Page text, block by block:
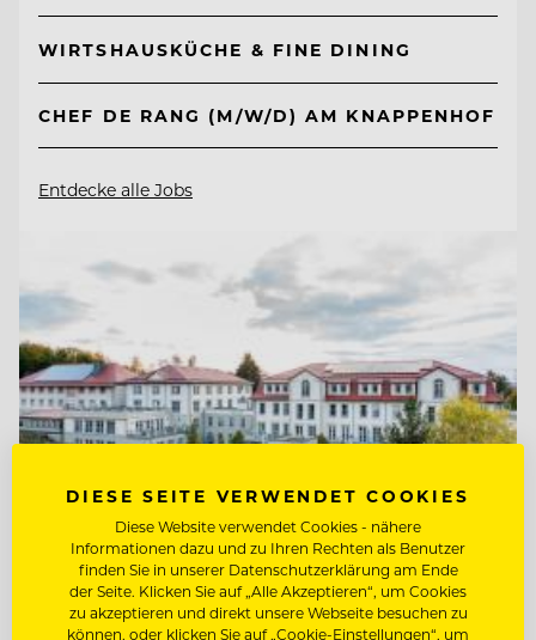
WIRTSHAUSKÜCHE & FINE DINING
CHEF DE RANG (M/W/D) AM KNAPPENHOF
Entdecke alle Jobs
TOP ARBEITGEBER
DIESE SEITE VERWENDET COOKIES
Diese Website verwendet Cookies - nähere
Informationen dazu und zu Ihren Rechten als Benutzer
finden Sie in unserer Datenschutzerklärung am Ende
der Seite. Klicken Sie auf „Alle Akzeptieren“, um Cookies
zu akzeptieren und direkt unsere Webseite besuchen zu
können, oder klicken Sie auf „Cookie-Einstellungen“, um